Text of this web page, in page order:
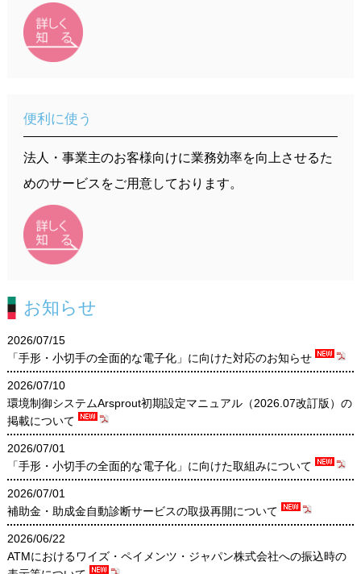
便利に使う
法人・事業主のお客様向けに業務効率を向上させるた
めのサービスをご用意しております。
お知らせ